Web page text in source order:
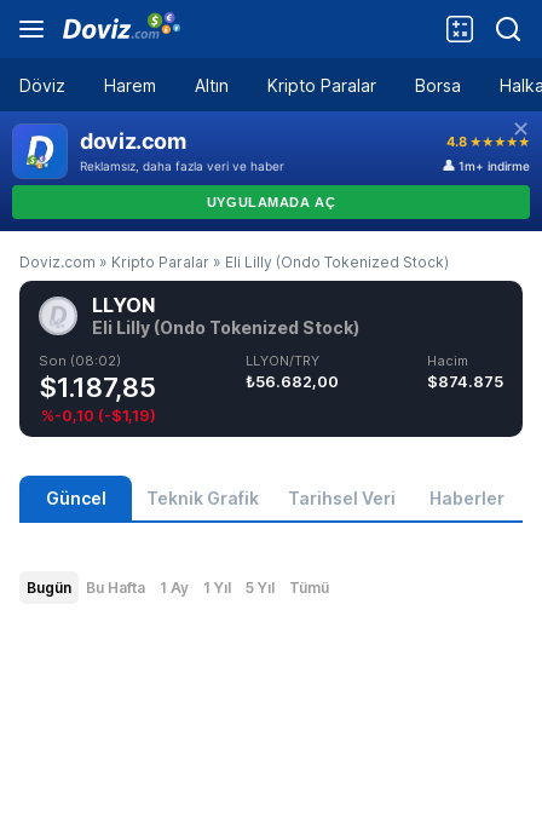
Döviz Harem Altın Kripto Paralar Borsa
Doviz.com » Kripto Paralar » Eli Lilly (Ondo Tokenized Stock)
LLYON
Eli Lilly (Ondo Tokenized Stock)
Son (08:02)
$1.187,85
%-0,10 (-$1,19)
LLYON/TRY
₺56.682,00
Hacim
$874.875
Güncel Teknik Grafik Tarihsel Veri Haberler
Bugün Bu Hafta 1 Ay 1 Yıl 5 Yıl Tümü